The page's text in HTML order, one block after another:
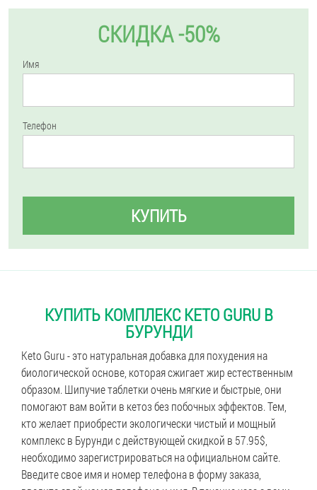
СКИДКА -50%
Имя
Телефон
КУПИТЬ
КУПИТЬ КОМПЛЕКС KETO GURU В
БУРУНДИ
Keto Guru - это натуральная добавка для похудения на
биологической основе, которая сжигает жир естественным
образом. Шипучие таблетки очень мягкие и быстрые, они
помогают вам войти в кетоз без побочных эффектов. Тем,
кто желает приобрести экологически чистый и мощный
комплекс в Бурунди с действующей скидкой в 57.95$,
необходимо зарегистрироваться на официальном сайте.
Введите свое имя и номер телефона в форму заказа,